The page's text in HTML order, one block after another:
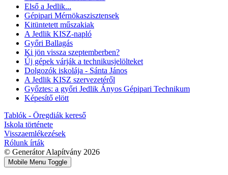
Első a Jedlik...
Gépipari Mérnökaszisztensek
Kitüntetett műszakiak
A Jedlik KISZ-napló
Győri Ballagás
Ki jön vissza szeptemberben?
Új gépek várják a technikusjelölteket
Dolgozók iskolája - Sánta János
A Jedlik KISZ szervezetéről
Győztes: a győri Jedlik Ányos Gépipari Technikum
Képesítő elött
Tablók - Öregdiák kereső
Iskola története
Visszaemlékezések
Rólunk írták
© Generátor Alapítvány 2026
Mobile Menu Toggle